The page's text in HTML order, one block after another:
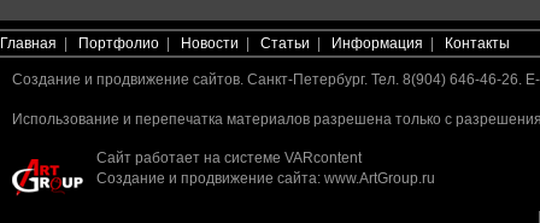
Главная Портфолио Новости Статьи Информация Контакты
Создание и продвижение сайтов. Санкт-Петербург. Тел. 8(904) 646-46-26.
Использование и перепечатка материалов разрешена только с
Сайт работает на системе VARcontent
Создание и продвижение сайта: www.ArtGroup.ru